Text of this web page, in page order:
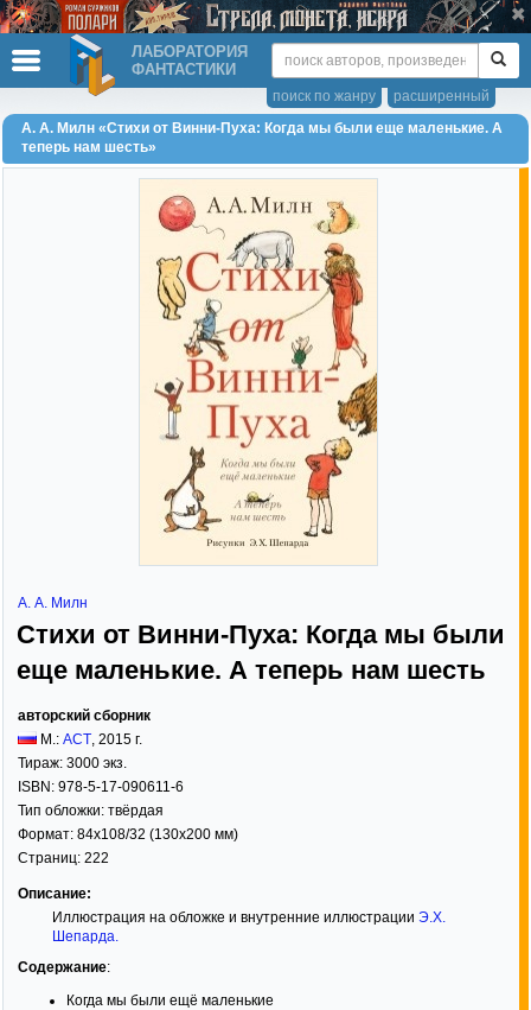
ЛАБОРАТОРИЯ
ФАНТАСТИКИ
расширенный
поиск по жанру
А. А. Милн «Стихи от Винни-Пуха: Когда мы были еще маленькие. А
теперь нам шесть»
А. А. Милн
Стихи от Винни-Пуха: Когда мы были
еще маленькие. А теперь нам шесть
авторский сборник
М.: АСТ, 2015 г.
Тираж: 3000 экз.
ISBN: 978-5-17-090611-6
Тип обложки: твёрдая
Формат: 84x108/32 (130x200 мм)
Страниц: 222
Описание:
Иллюстрация на обложке и внутренние иллюстрации Э.Х.
Шепарда.
Содержание:
Когда мы были ещё маленькие